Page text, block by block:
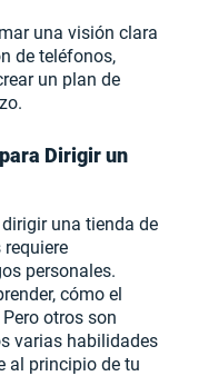
una visión clara
de teléfonos,
un plan de
Dirigir un
una tienda de
personales.
cómo el
otros son
varias habilidades
al principio de tu